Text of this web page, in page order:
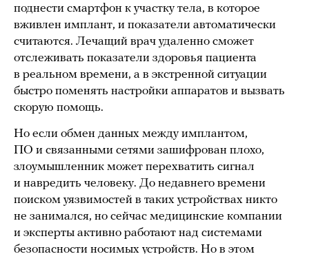
поднести смартфон к участку тела, в которое
вживлен имплант, и показатели автоматически
считаются. Лечащий врач удаленно сможет
отслеживать показатели здоровья пациента
в реальном времени, а в экстренной ситуации
быстро поменять настройки аппаратов и вызвать
скорую помощь.
Но если обмен данных между имплантом,
ПО и связанными сетями зашифрован плохо,
злоумышленник может перехватить сигнал
и навредить человеку. До недавнего времени
поиском уязвимостей в таких устройствах никто
не занимался, но сейчас медицинские компании
и эксперты активно работают над системами
безопасности носимых устройств. Но в этом